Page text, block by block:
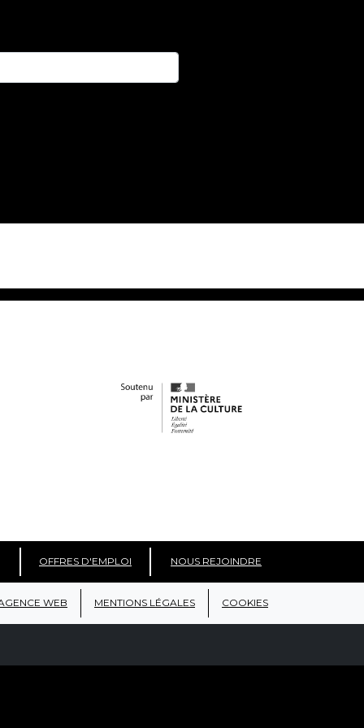
OFFRES D'EMPLOI NOUS REJOINDRE
WEB MENTIONS LÉGALES COOKIES